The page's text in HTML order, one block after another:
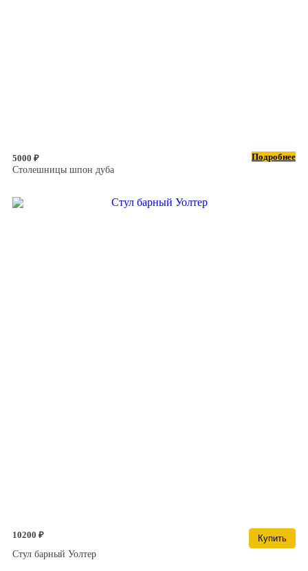
5000 ₽
Подробнее
Столешницы шпон дуба
10200 ₽
Купить
Стул барный Уолтер